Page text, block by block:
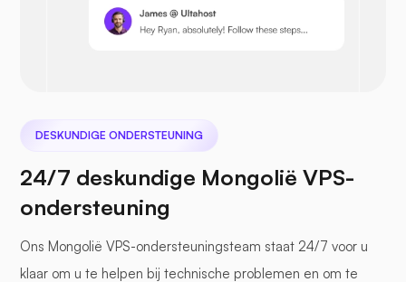
Prestashop
Nextcloud
Zeebestand
DESKUNDIGE ONDERSTEUNING
24/7 deskundige Mongolië VPS-
ondersteuning
Ons Mongolië VPS-ondersteuningsteam staat 24/7 voor u
klaar om u te helpen bij technische problemen en om te